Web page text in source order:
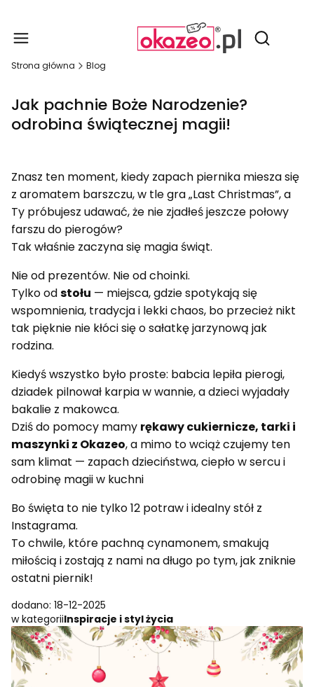
Otwórz
Strona główna Blog
Jak pachnie Boże Narodzenie?
odrobina świątecznej magii!
Znasz ten moment, kiedy zapach piernika miesza się
z aromatem barszczu, w tle gra „Last Christmas”, a
Ty próbujesz udawać, że nie zjadłeś jeszcze połowy
farszu do pierogów?
Tak właśnie zaczyna się magia świąt.
Nie od prezentów. Nie od choinki.
Tylko odstołu — miejsca, gdzie spotykają się
wspomnienia, tradycja i lekki chaos, bo przecież nikt
tak pięknie nie kłóci się o sałatkę jarzynową jak
rodzina.
Kiedyś wszystko było proste: babcia lepiła pierogi,
dziadek pilnował karpia w wannie, a dzieci wyjadały
bakalie z makowca.
Dziś do pomocy mamy rękawy cukiernicze, tarki i
maszynki z Okazeo, a mimo to wciąż czujemy ten
sam klimat — zapach dzieciństwa, ciepło w sercu i
odrobinę magii w kuchni
Bo święta to nie tylko 12 potraw i idealny stół z
Instagrama.
To chwile, które pachną cynamonem, smakują
miłością i zostają z nami na długo po tym, jak zniknie
ostatni piernik!
dodano: 18-12-2025
w kategoriiInspiracje i styl życia